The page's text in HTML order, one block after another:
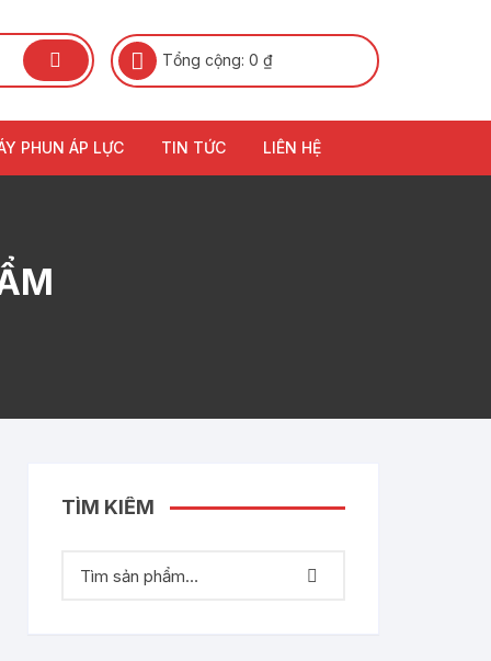
Tổng cộng: 0 ₫
PHUN ÁP LỰC TIN TỨC LIÊN HỆ
TÌM KIẾM